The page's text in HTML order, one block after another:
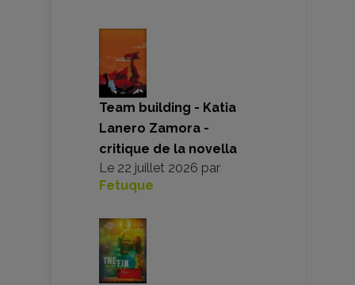
Team building - Katia
Lanero Zamora -
critique de la novella
Le 22 juillet 2026 par
Fetuque